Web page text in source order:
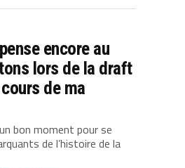
encore au
lors de la draft
de ma
bon moment pour se
de l’histoire de la